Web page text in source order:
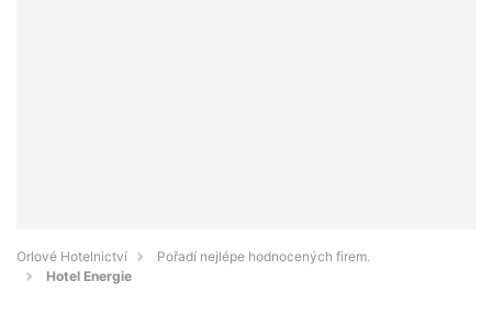
Orlové Hotelnictví
Pořadí nejlépe hodnocených firem.
Hotel Energie